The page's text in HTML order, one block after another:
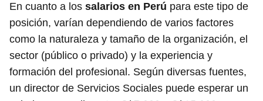
En cuanto a los salarios en Perú para este tipo de
posición, varían dependiendo de varios factores
como la naturaleza y tamaño de la organización, el
sector (público o privado) y la experiencia y
formación del profesional. Según diversas fuentes,
un director de Servicios Sociales puede esperar un